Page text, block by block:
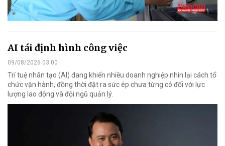
AI tái định hình công việc
09/08/2026 03:00
Trí tuệ nhân tạo (AI) đang khiến nhiều doanh nghiệp nhìn lại cách tổ
chức vận hành, đồng thời đặt ra sức ép chưa từng có đối với lực
lượng lao động và đội ngũ quản lý.